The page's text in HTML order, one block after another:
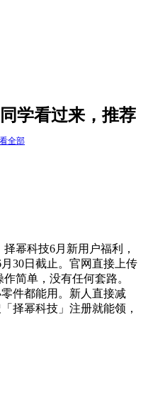
学看过来，推荐
看全部
幂科技6月新用户福利，
30日截止。官网直接上传
简单，没有任何套路。
件都能用。新人直接减
择幂科技」注册就能领，